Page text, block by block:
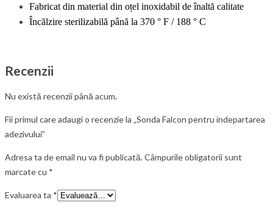
Fabricat din material din oțel inoxidabil de înaltă calitate
Încălzire sterilizabilă până la 370 ° F / 188 ° C
Recenzii
Nu există recenzii până acum.
Fii primul care adaugi o recenzie la „Sonda Falcon pentru indepartarea
adezivului”
Adresa ta de email nu va fi publicată.Câmpurile obligatorii sunt
marcate cu *
Evaluarea ta *